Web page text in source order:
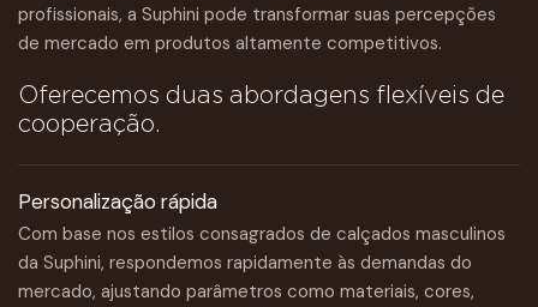
profissionais, a Suphini pode transformar suas percepções
de mercado em produtos altamente competitivos.
Oferecemos duas abordagens flexíveis de
cooperação.
Personalização rápida
Com base nos estilos consagrados de calçados masculinos
da Suphini, respondemos rapidamente às demandas do
mercado, ajustando parâmetros como materiais, cores,